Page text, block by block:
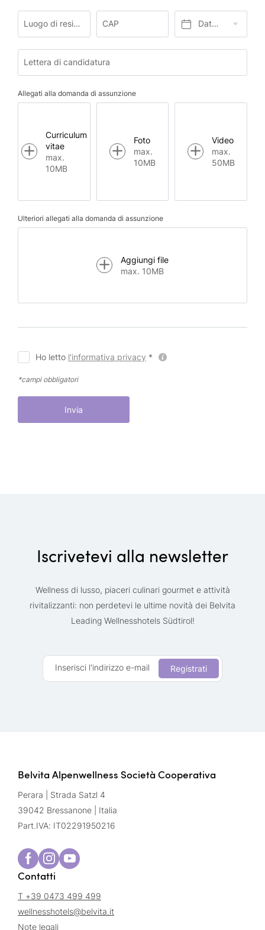
Luogo di residenza* CAP Data di nascita*
Lettera di candidatura
Allegati alla domanda di assunzione
Curriculum
vitae
max.
10MB
Foto
max.
10MB
Video
max.
50MB
Ulteriori allegati alla domanda di assunzione
Aggiungi file
max. 10MB
Ho letto l'informativa privacy *
*campi obbligatori
Invia
Iscrivetevi alla newsletter
Wellness di lusso, piaceri culinari gourmet e attività
rivitalizzanti: non perdetevi le ultime novità dei Belvita
Leading Wellnesshotels Südtirol!
Inserisci l'indirizzo e-mail Registrati
Belvita Alpenwellness Società Cooperativa
Perara | Strada Satzl 4
39042 Bressanone | Italia
Part.IVA: IT02291950216
Contatti
T +39 0473 499 499
wellnesshotels@belvita.it
Note legali